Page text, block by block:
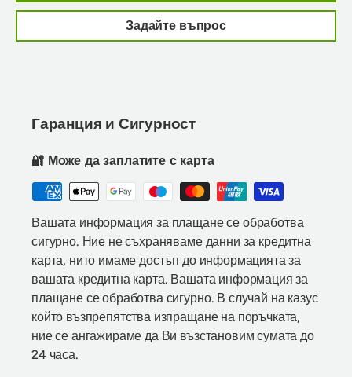
Задайте въпрос
Гаранция и Сигурност
🔐 Може да заплатите с карта
Вашата информация за плащане се обработва
сигурно. Ние не съхраняваме данни за кредитна
карта, нито имаме достъп до информацията за
вашата кредитна карта. Вашата информация за
плащане се обработва сигурно. В случай на казус
който възпрепятства изпращане на поръчката,
ние се ангажираме да Ви възстановим сумата до
24 часа.